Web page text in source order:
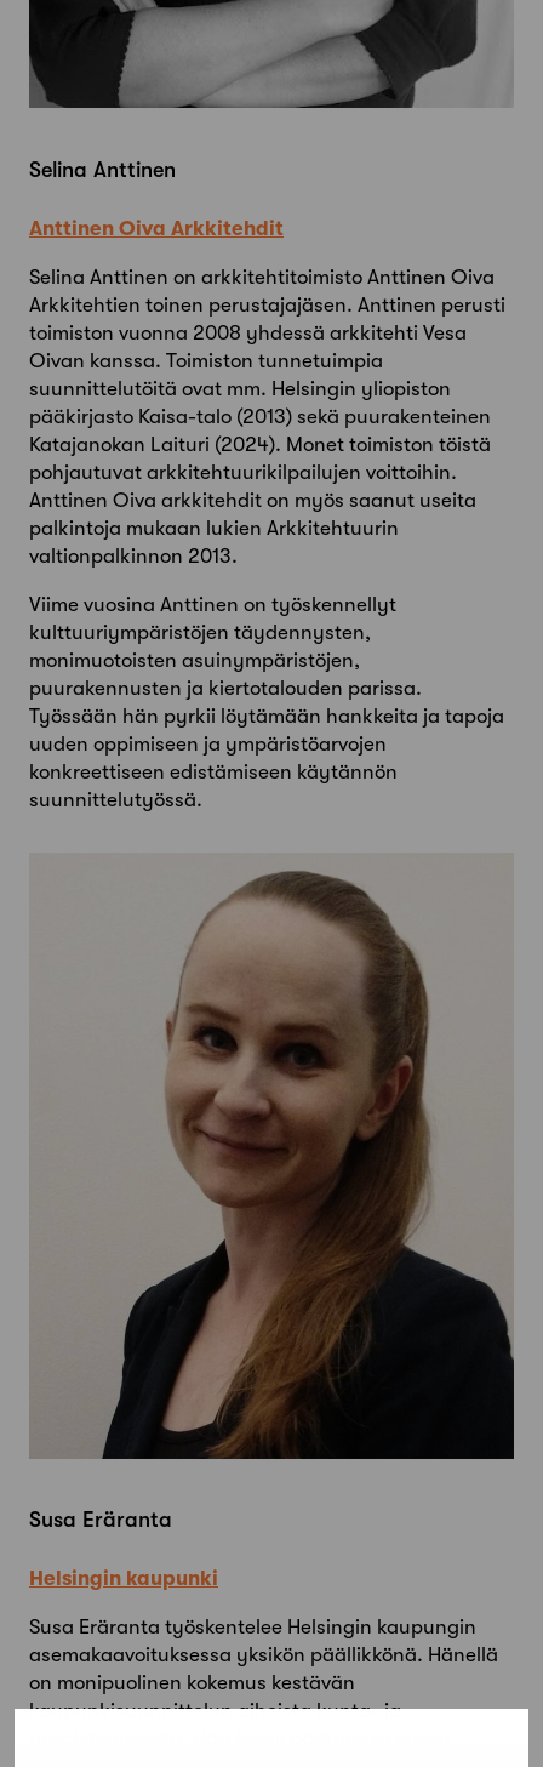
Selina Anttinen
Anttinen Oiva Arkkitehdit
Selina Anttinen on arkkitehtitoimisto Anttinen Oiva
Arkkitehtien toinen perustajajäsen. Anttinen perusti
toimiston vuonna 2008 yhdessä arkkitehti Vesa
Oivan kanssa. Toimiston tunnetuimpia
suunnittelutöitä ovat mm. Helsingin yliopiston
pääkirjasto Kaisa-talo (2013) sekä puurakenteinen
Katajanokan Laituri (2024). Monet toimiston töistä
pohjautuvat arkkitehtuurikilpailujen voittoihin.
Anttinen Oiva arkkitehdit on myös saanut useita
palkintoja mukaan lukien Arkkitehtuurin
valtionpalkinnon 2013.
Viime vuosina Anttinen on työskennellyt
kulttuuriympäristöjen täydennysten,
monimuotoisten asuinympäristöjen,
puurakennusten ja kiertotalouden parissa.
Työssään hän pyrkii löytämään hankkeita ja tapoja
uuden oppimiseen ja ympäristöarvojen
konkreettiseen edistämiseen käytännön
suunnittelutyössä.
Susa Eräranta
Helsingin kaupunki
Susa Eräranta työskentelee Helsingin kaupungin
asemakaavoituksessa yksikön päällikkönä. Hänellä
on monipuolinen kokemus kestävän
kaupunkisuunnittelun aiheista kunta- ja